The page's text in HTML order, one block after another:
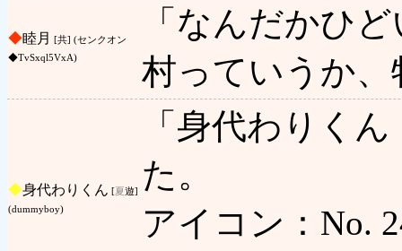
◆睦月
[共] (センクオン
◆TvSxql5VxA)
「なんだかひ
村っていうか、
◆身代わりくん [夏遊]
(dummyboy)
「身代わりく
た。
アイコン：No.